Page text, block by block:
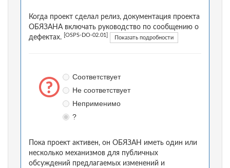
Когда проект сделал релиз, документация проекта
ОБЯЗАНА включать руководство по сообщению о
дефектах.
[OSPS-DO-02.01] Показать подробности
Соответствует
Не соответствует
Неприменимо
?
Пока проект активен, он ОБЯЗАН иметь один или
несколько механизмов для публичных
обсуждений предлагаемых изменений и